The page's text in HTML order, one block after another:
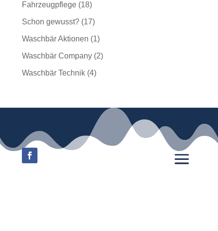
Fahrzeugpflege(18)
Schon gewusst?(17)
Waschbär Aktionen (1)
Waschbär Company(2)
Waschbär Technik(4)